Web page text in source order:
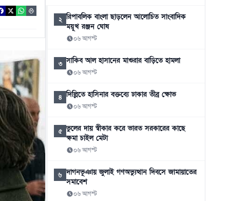
২ রিপাবলিক বাংলা ছাড়লেন আলোচিত সাংবাদিক
ময়ূখ রঞ্জন ঘোষ
০৬ আগস্ট
৩ সাকিব আল হাসানের মাগুরার বাড়িতে হামলা
০৬ আগস্ট
৪ দিল্লিতে হাসিনার বক্তব্যে ঢাকার তীব্র ক্ষোভ
০৬ আগস্ট
৫ ভুলের দায় স্বীকার করে ভারত সরকারের কাছে
ক্ষমা চাইল মেটা
০৬ আগস্ট
৬ দাগনভূঞায় জুলাই গণঅভ্যুত্থান দিবসে জামায়াতের
সমাবেশ
০৬ আগস্ট